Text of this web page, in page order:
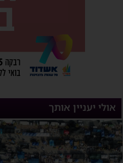
אולי יעניין אותך